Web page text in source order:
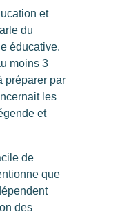
et
du
éducative.
moins 3
préparer par
les
et
de
que
des